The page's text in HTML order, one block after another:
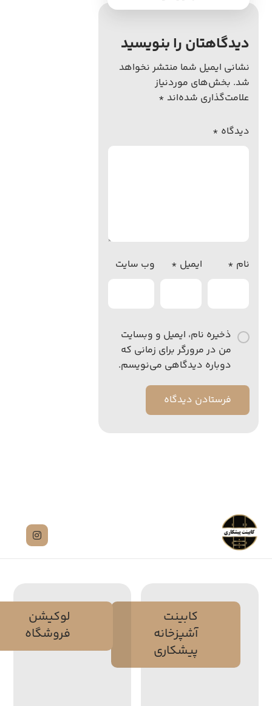
دیدگاهتان را بنویسید
نشانی ایمیل شما منتشر نخواهد
شد. بخش‌های موردنیاز
علامت‌گذاری شده‌اند *
دیدگاه *
نام * ایمیل * وب‌ سایت
ذخیره نام، ایمیل و وبسایت
من در مرورگر برای زمانی که
دوباره دیدگاهی می‌نویسم.
کابینت
آشپزخانه
پیشکاری
لوکیشن
فروشگاه